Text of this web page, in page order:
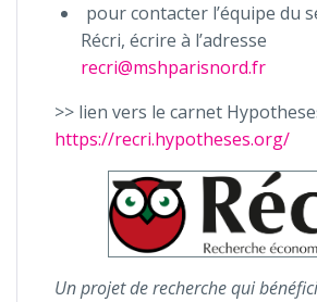
pour contacter l’équipe du
Récri, écrire à l’adresse
recri@mshparisnord.fr
>> lien vers le carnet
https://recri.hypotheses.org/
Un projet de recherche qui